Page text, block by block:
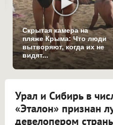
Скрытая камера на
пляже Крыма: Что люди
вытворяют, когда их не
видят...
Урал и Сибирь в
«Эталон» признан
девелопером